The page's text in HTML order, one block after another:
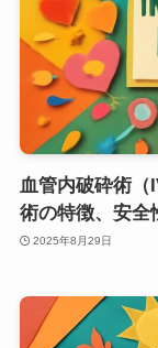
血管内破砕術（
術の特徴、安全
2025年8月29日